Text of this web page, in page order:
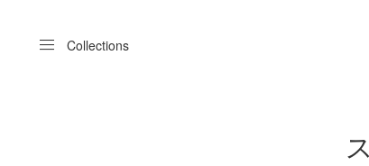
Menu Collections